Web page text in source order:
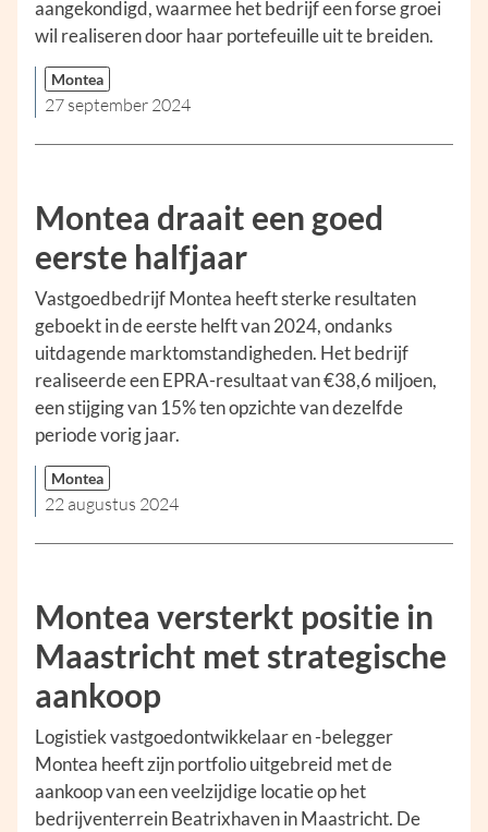
aangekondigd, waarmee het bedrijf een forse groei
wil realiseren door haar portefeuille uit te breiden.
Montea
27 september 2024
Montea draait een goed
eerste halfjaar
Vastgoedbedrijf Montea heeft sterke resultaten
geboekt in de eerste helft van 2024, ondanks
uitdagende marktomstandigheden. Het bedrijf
realiseerde een EPRA-resultaat van €38,6 miljoen,
een stijging van 15% ten opzichte van dezelfde
periode vorig jaar.
Montea
22 augustus 2024
Montea versterkt positie in
Maastricht met strategische
aankoop
Logistiek vastgoedontwikkelaar en -belegger
Montea heeft zijn portfolio uitgebreid met de
aankoop van een veelzijdige locatie op het
bedrijventerrein Beatrixhaven in Maastricht. De